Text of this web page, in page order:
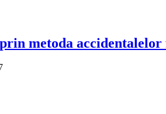
metoda